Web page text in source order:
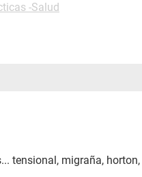
-Salud
tensional, migraña,